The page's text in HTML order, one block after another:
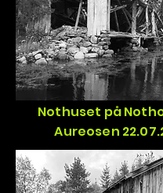
Nothuset på
Aureosen